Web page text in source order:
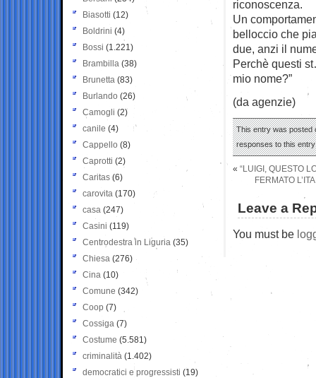
riconoscenza.
Un
belloccio che
due, anzi il
Perchè questi
mio nome?”
(da agenzie)
This entry was posted
responses to this
« “LUIGI, QUESTO
FERMATO
Leave a
You must be
Biasotti (12)
Boldrini (4)
Bossi (1.221)
Brambilla (38)
Brunetta (83)
Burlando (26)
Camogli (2)
canile (4)
Cappello (8)
Caprotti (2)
Caritas (6)
carovita (170)
casa (247)
Casini (119)
Centrodestra in Liguria (35)
Chiesa (276)
Cina (10)
Comune (342)
Coop (7)
Cossiga (7)
Costume (5.581)
criminalità (1.402)
democratici e progressisti (19)